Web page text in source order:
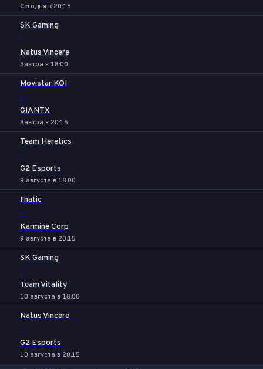
Сегодня в 20:15
SK Gaming
-
Natus Vincere
Завтра в 18:00
Movistar KOI
-
GIANTX
Завтра в 20:15
Team Heretics
-
G2 Esports
9 августа в 18:00
Fnatic
-
Karmine Corp
9 августа в 20:15
SK Gaming
-
Team Vitality
10 августа в 18:00
Natus Vincere
-
G2 Esports
10 августа в 20:15